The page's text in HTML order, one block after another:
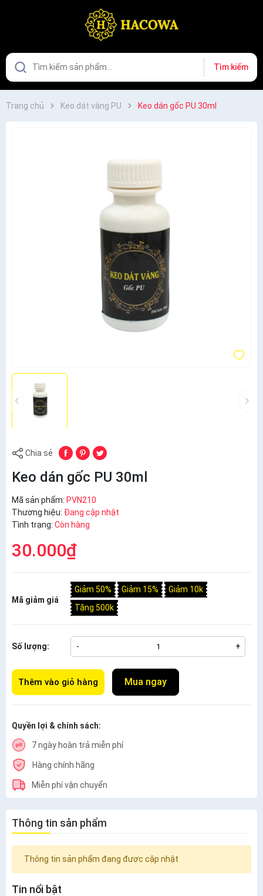
Tìm kiếm
Trang chủ Keo dát vàng PU Keo dán gốc PU 30ml
Chia sẻ
Keo dán gốc PU 30ml
Mã sản phẩm: PVN210
Thương hiệu: Đang cập nhật
Tình trạng: Còn hàng
30.000₫
Mã giảm giá
Giảm 50% Giảm 15%
Giảm 10k
Tặng 500k
Số lượng: - +
Thêm vào giỏ hàng Mua ngay
Quyền lợi & chính sách:
7 ngày hoàn trả miễn phí
Hàng chính hãng
Miễn phí vận chuyển
Thông tin sản phẩm
Thông tin sản phẩm đang được cập nhật
Tin nổi bật